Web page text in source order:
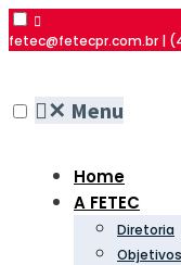
fetec@fetecpr.com.br |
✕ Menu
Home
A FETEC
Diretoria
Objetivos